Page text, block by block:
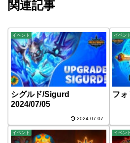
関連記事
イベント
シグルド/Sigurd
2024/07/05
2024.07.07
イベント
フ
イベント イベント